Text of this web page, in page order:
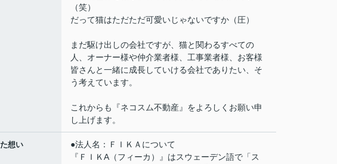
（笑）
だって猫はただただ可愛いじゃないですか（圧）
まだ駆け出しの会社ですが、猫と関わるすべての
人、オーナー様や仲介業者様、工事業者様、お客様
皆さんと一緒に成長していける会社でありたい、そ
う考えています。
これからも『ネコスム不動産』をよろしくお願い申
し上げます。
想い
●法人名：ＦＩＫＡについて
『ＦＩＫA（フィーカ）』はスウェーデン語で「ス